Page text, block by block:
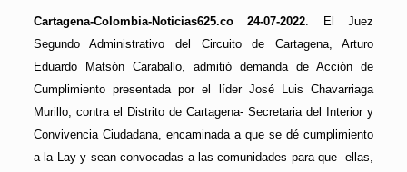
Cartagena-Colombia-Noticias625.co 24-07-2022. El Juez
Segundo Administrativo del Circuito de Cartagena, Arturo
Eduardo Matsón Caraballo, admitió demanda de Acción de
Cumplimiento presentada por el líder José Luis Chavarriaga
Murillo, contra el Distrito de Cartagena- Secretaria del Interior y
Convivencia Ciudadana, encaminada a que se dé cumplimiento
a la Lay y sean convocadas a las comunidades para que ellas,